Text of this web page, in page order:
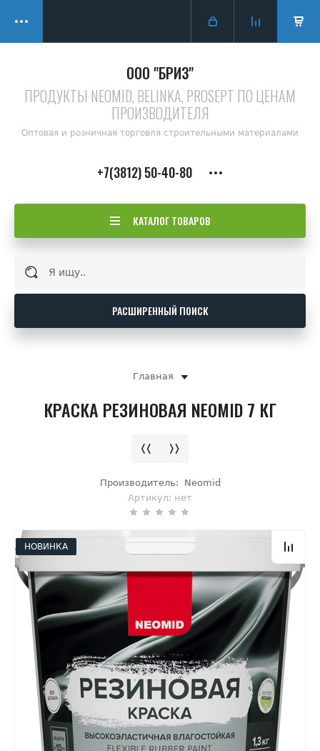
ООО "БРИЗ"
ПРОДУКТЫ NEOMID, BELINKA, PROSEPT ПО ЦЕНАМ
ПРОИЗВОДИТЕЛЯ
Оптовая и розничная торговля строительными материалами
+7(3812) 50-40-80
КАТАЛОГ ТОВАРОВ
РАСШИРЕННЫЙ ПОИСК
Главная
КРАСКА РЕЗИНОВАЯ NEOMID 7 КГ
Производитель:
Neomid
Артикул: нет
НОВИНКА